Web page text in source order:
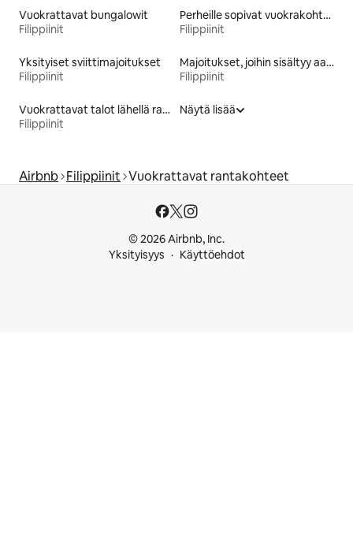
Vuokrattavat bungalowit
Filippiinit
Perheille sopivat vuokrakohteet
Filippiinit
Yksityiset sviittimajoitukset
Filippiinit
Majoitukset, joihin sisältyy aamiainen
Filippiinit
Vuokrattavat talot lähellä rantaa
Filippiinit
Näytä lisää
Airbnb Filippiinit Vuokrattavat rantakohteet
© 2026 Airbnb, Inc.
Yksityisyys
Käyttöehdot